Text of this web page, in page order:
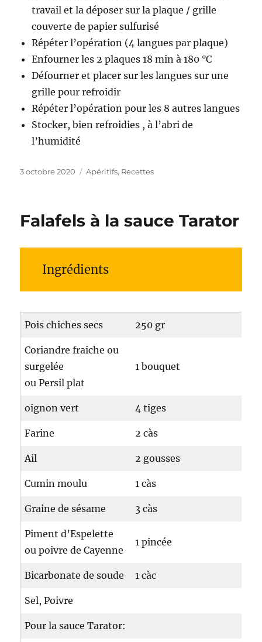
travail et la déposer sur la plaque / grille
couverte de papier sulfurisé
Répéter l’opération (4 langues par plaque)
Enfourner les 2 plaques 18 min à 180 °C
Défourner et placer sur les langues sur une
grille pour refroidir
Répéter l’opération pour les 8 autres langues
Stocker, bien refroidies , à l’abri de
l’humidité
Publié
3 octobre 2020 Catégories
Apéritifs, Recettes
Falafels à la sauce Tarator
Ingrédients
Pois chiches secs 250 gr
Coriandre fraiche ou
surgelée
ou Persil plat
1 bouquet
oignon vert 4 tiges
Farine 2 càs
Ail 2 gousses
Cumin moulu 1 càs
Graine de sésame 3 càs
Piment d’Espelette
ou poivre de Cayenne
1 pincée
Bicarbonate de soude 1 càc
Sel, Poivre
Pour la sauce Tarator: